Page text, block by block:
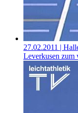
27.02.2011 |
Leverkusen zum